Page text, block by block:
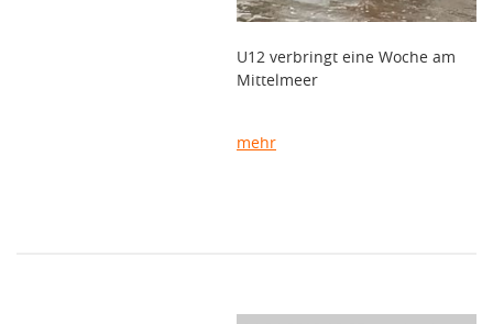
U12 verbringt eine Woche am
Mittelmeer
mehr